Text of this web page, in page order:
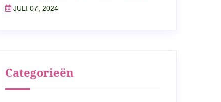
JULI 07, 2024
Categorieën